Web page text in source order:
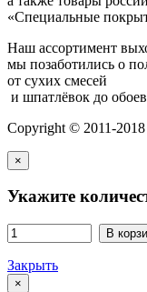
«Специальные
Наш ассортимент
мы позаботились о
от сухих смесей
и шпатлёвок до
Copyright © 2011-
×
Укажите
В
Закрыть
×